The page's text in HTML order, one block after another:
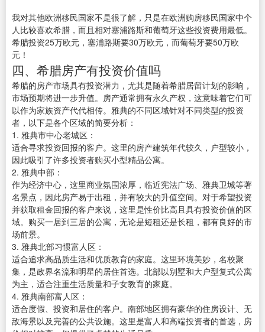
我对其他欧洲移民国家不是很了解，只是在欧洲购房移民国家中个
人比较喜欢希腊，而且相对塞浦路斯和葡萄牙这些投资费用最低。
希腊投资25万欧元，塞浦路斯要30万欧元，而葡萄牙要50万欧
元！
四、希腊房产有投资价值吗
希腊的房产市场具有投资潜力，尤其是随着希腊居留计划的影响，
市场预期将进一步升值。房产通常拥有永久产权，这意味着它们可
以作为家族资产代代相传。雅典的不同区域针对不同类型的投资
者，以下是各个区域的简要分析：
1. 雅典市中心老城区：
适合寻求投资回报的客户。这里的房产建筑年代较久，户型较小，
因此吸引了许多投资者购买小型精品公寓。
2. 雅典中部：
作为经济中心，这里商业氛围浓厚，临近宪法广场、雅典卫城等著
名景点，因此房产易于出租，并有较大的升值空间。对于希望投资
并获取租金回报的客户来说，这里是性价比高且具有投资价值的区
域。购买一居到三居的公寓，无论是短租还是长租，都有良好的市
场前景。
3. 雅典北部习惯富人区：
适合追求高品质生活和优质教育的家庭。这里环境美妙，名校聚
集，是政界名流和明星的居住首选。北部以别墅和大户型复式公寓
为主，适合注重生活质量和子女教育的家庭。
4. 雅典南部富人区：
适合度假、投资和居住的客户。南部地区拥有豪华的住房设计、无
敌海景以及完善的公共设施。这里是富人和高端投资者的首选，房